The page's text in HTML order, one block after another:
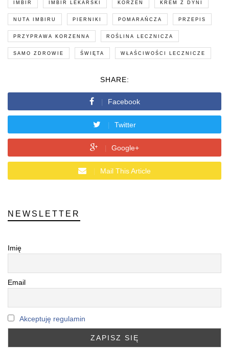
IMBIR IMBIR LEKARSKI KORZEŃ KREM Z DYNI
NUTA IMBIRU PIERNIKI POMARAŃCZA PRZEPIS
PRZYPRAWA KORZENNA ROŚLINA LECZNICZA
SAMO ZDROWIE ŚWIĘTA WŁAŚCIWOŚCI LECZNICZE
SHARE:
Facebook
Twitter
Google+
Mail This Article
NEWSLETTER
Imię
Email
Akceptuję regulamin